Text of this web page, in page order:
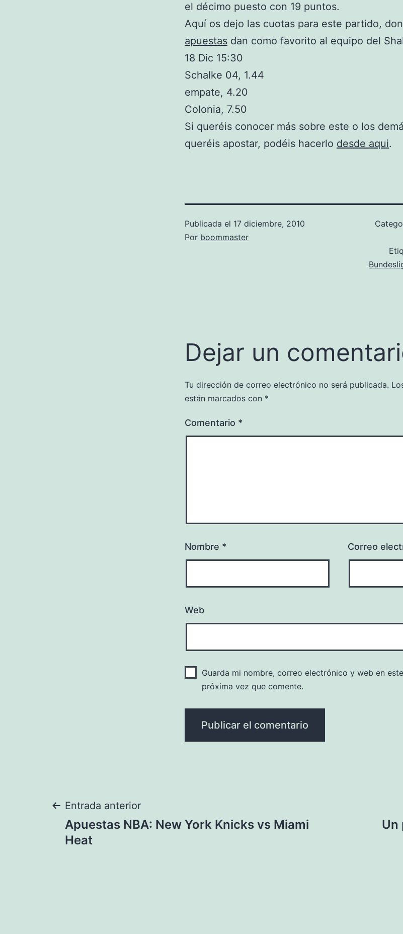
el décimo puesto con 19 puntos.
Aquí os dejo las cuotas para este partido,
apuestas dan como favorito al equipo del
18 Dic 15:30
Schalke 04, 1.44
empate, 4.20
Colonia, 7.50
Si queréis conocer más sobre este o los
queréis apostar, podéis hacerlo desde aqui.
Publicada el 17 diciembre, 2010
Por boommaster
Dejar un
Tu dirección de correo electrónico no será publicada.
están marcados con *
Comentario *
Nombre * Correo
Web
Guarda mi nombre, correo electrónico y web en
próxima vez que comente.
Navegación
de
Entrada anterior
Apuestas NBA: New York Knicks vs Miami
Heat
Un